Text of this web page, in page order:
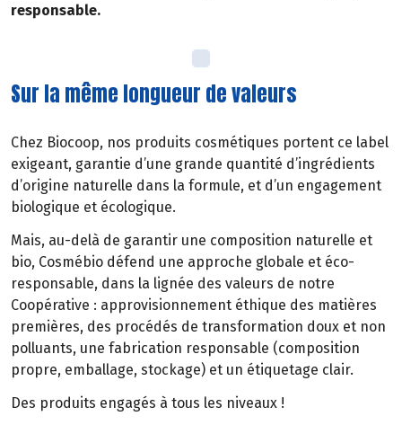
responsable.
Sur la même longueur de valeurs
Chez Biocoop, nos produits cosmétiques portent ce label
exigeant, garantie d’une grande quantité d’ingrédients
d’origine naturelle dans la formule, et d’un engagement
biologique et écologique.
Mais, au-delà de garantir une composition naturelle et
bio, Cosmébio défend une approche globale et éco-
responsable, dans la lignée des valeurs de notre
Coopérative : approvisionnement éthique des matières
premières, des procédés de transformation doux et non
polluants, une fabrication responsable (composition
propre, emballage, stockage) et un étiquetage clair.
Des produits engagés à tous les niveaux !